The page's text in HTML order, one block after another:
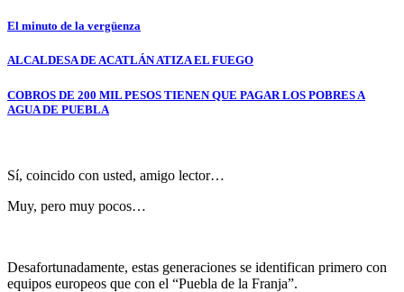
El minuto de la vergüenza
ALCALDESA DE ACATLÁN ATIZA EL FUEGO
COBROS DE 200 MIL PESOS TIENEN QUE PAGAR LOS POBRES A
AGUA DE PUEBLA
Sí, coincido con usted, amigo lector…
Muy, pero muy pocos…
Desafortunadamente, estas generaciones se identifican primero con
equipos europeos que con el “Puebla de la Franja”.